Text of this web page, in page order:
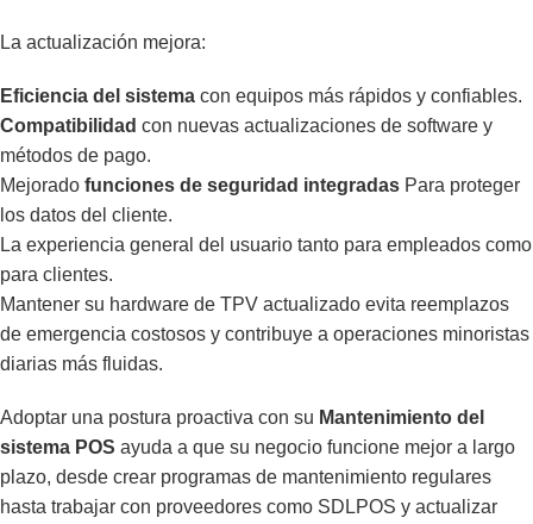
La actualización mejora:
Eficiencia del sistema con equipos más rápidos y confiables.
Compatibilidad con nuevas actualizaciones de software y
métodos de pago.
Mejorado funciones de seguridad integradas Para proteger
los datos del cliente.
La experiencia general del usuario tanto para empleados como
para clientes.
Mantener su hardware de TPV actualizado evita reemplazos
de emergencia costosos y contribuye a operaciones minoristas
diarias más fluidas.
Adoptar una postura proactiva con su Mantenimiento del
sistema POS ayuda a que su negocio funcione mejor a largo
plazo, desde crear programas de mantenimiento regulares
hasta trabajar con proveedores como SDLPOS y actualizar